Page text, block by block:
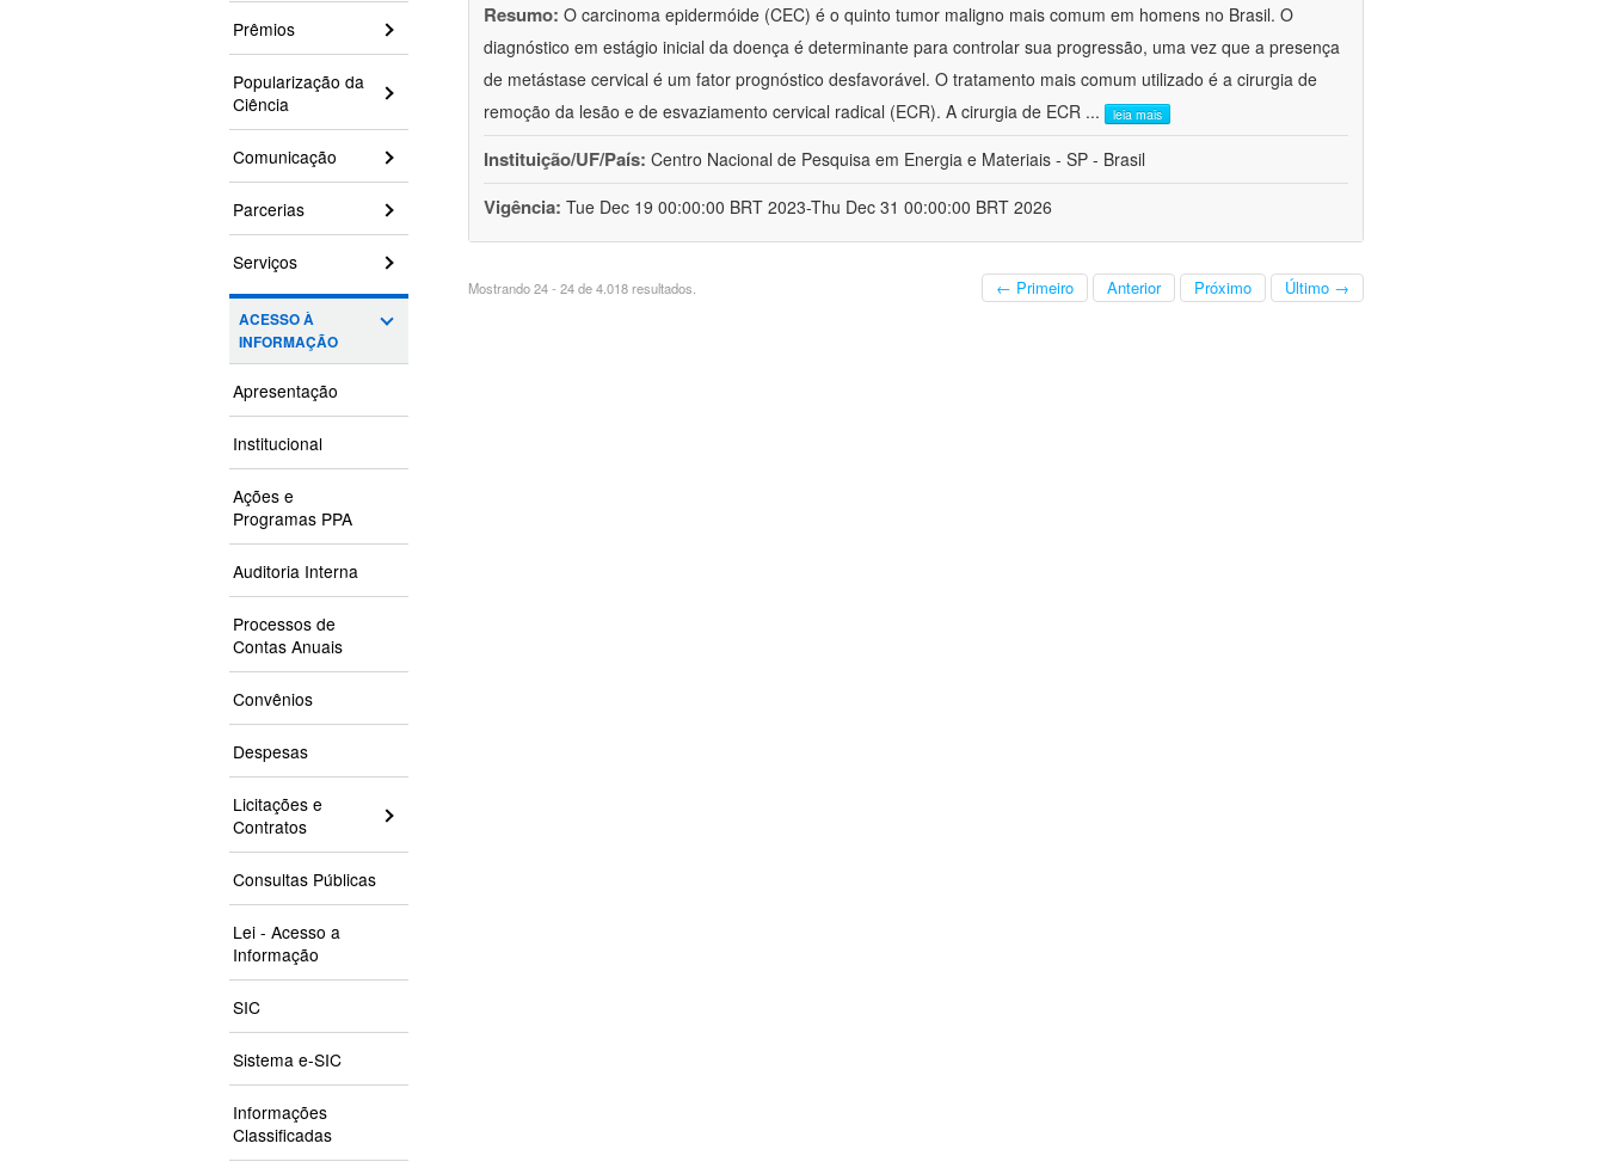
Prêmios
Popularização da
Ciência
Comunicação
Parcerias
Serviços
ACESSO À
INFORMAÇÃO
Apresentação
Institucional
Ações e
Programas PPA
Auditoria Interna
Processos de
Contas Anuais
Convênios
Despesas
Licitações e
Contratos
Consultas Públicas
Lei - Acesso a
Informação
SIC
Sistema e-SIC
Informações
Classificadas
Resumo: O carcinoma epidermóide (CEC) é o quinto tumor maligno mais comum em homens no Brasil. O
diagnóstico em estágio inicial da doença é determinante para controlar sua progressão, uma vez que a presença
de metástase cervical é um fator prognóstico desfavorável. O tratamento mais comum utilizado é a cirurgia de
remoção da lesão e de esvaziamento cervical radical (ECR). A cirurgia de ECR ... leia mais
Instituição/UF/País: Centro Nacional de Pesquisa em Energia e Materiais - SP - Brasil
Vigência: Tue Dec 19 00:00:00 BRT 2023-Thu Dec 31 00:00:00 BRT 2026
Mostrando 24 - 24 de 4.018 resultados. ← Primeiro Anterior Próximo Último →